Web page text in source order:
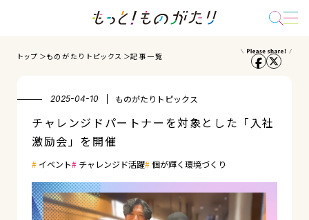
トップ ものがたりトピックス 記事一覧
2025-04-10 ものがたりトピックス
チャレンジドパートナーを対象とした「入社
激励会」を開催
イベント チャレンジド活躍 個が輝く環境づくり